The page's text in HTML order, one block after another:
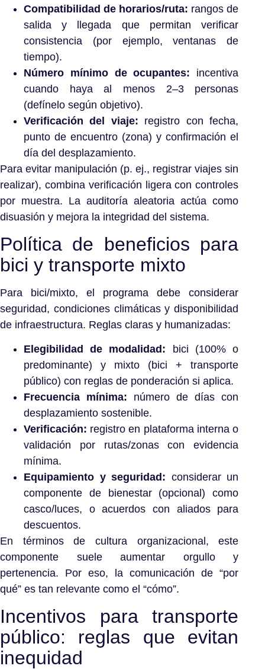
Compatibilidad de horarios/ruta: rangos de
salida y llegada que permitan verificar
consistencia (por ejemplo, ventanas de
tiempo).
Número mínimo de ocupantes: incentiva
cuando haya al menos 2–3 personas
(defínelo según objetivo).
Verificación del viaje: registro con fecha,
punto de encuentro (zona) y confirmación el
día del desplazamiento.
Para evitar manipulación (p. ej., registrar viajes sin
realizar), combina verificación ligera con controles
por muestra. La auditoría aleatoria actúa como
disuasión y mejora la integridad del sistema.
Política de beneficios para
bici y transporte mixto
Para bici/mixto, el programa debe considerar
seguridad, condiciones climáticas y disponibilidad
de infraestructura. Reglas claras y humanizadas:
Elegibilidad de modalidad: bici (100% o
predominante) y mixto (bici + transporte
público) con reglas de ponderación si aplica.
Frecuencia mínima: número de días con
desplazamiento sostenible.
Verificación: registro en plataforma interna o
validación por rutas/zonas con evidencia
mínima.
Equipamiento y seguridad: considerar un
componente de bienestar (opcional) como
casco/luces, o acuerdos con aliados para
descuentos.
En términos de cultura organizacional, este
componente suele aumentar orgullo y
pertenencia. Por eso, la comunicación de “por
qué” es tan relevante como el “cómo”.
Incentivos para transporte
público: reglas que evitan
inequidad